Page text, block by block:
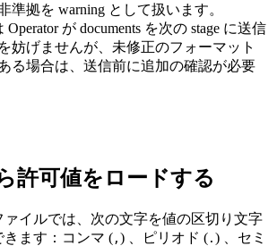
準拠を warning として扱います。
Operator が documents を次の stage に送信
妨げませんが、未修正のフォーマット
る場合は、送信前に追加の確認が必要
許可値をロードする
ァイルでは、次の文字を値の区切り文字
きます：コンマ (, ) 、ピリオド ( . ) 、セミ